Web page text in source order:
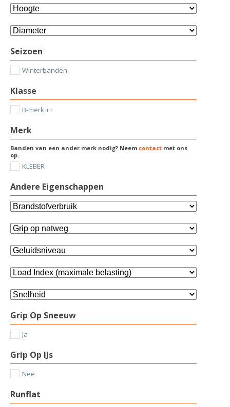
Seizoen
Winterbanden
Klasse
B-merk ++
Merk
Banden van een ander merk nodig? Neem contact met ons
op.
KLEBER
Andere Eigenschappen
Grip Op Sneeuw
Ja
Grip Op IJs
Nee
Runflat